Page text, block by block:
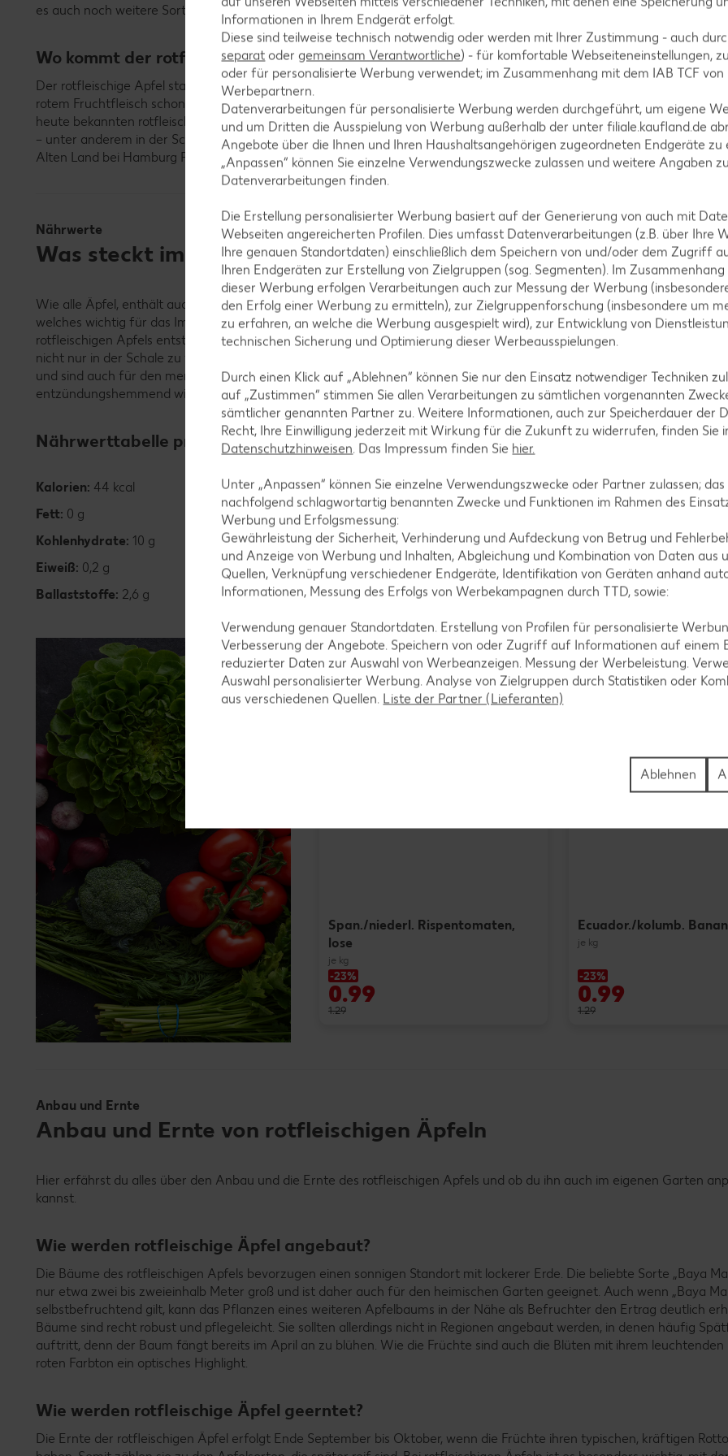
es auch noch weitere Sorten, die milder schmecken und die Züchtung neuer Sorten ist hier bei Weitem noch nicht
Wo kommt der rotfleischige Apfel her?
Der rotfleischige Apfel stammt ursprünglich aus Zentralasien, insbesondere aus Regionen wie Kasachstan, wo wilde
rotem Fruchtfleisch schon seit Jahrhunderten wachsen. Diese Urformen wurden später mit europäischen Sorten
heute bekannten rotfleischigen Apfelsorten zu züchten. Heutzutage wird der rotfleischige Apfel in verschiedenen
– unter anderem in der Schweiz, in Deutschland, Frankreich und Italien. In Deutschland gibt es vor allem in
Alten Land bei Hamburg Plantagen, die sich auf solche besonderen Sorten spezialisiert haben.
Nährwerte
Was steckt im rotfleischigen Apfel?
Wie alle Äpfel, enthält auch der rotfleischige Apfel eine Menge Vitamine, Mineralstoffe und Spurenelemente, darunter
welches wichtig für das Immunsystem ist, den cholesterinsenkenden Stoff Pektin sowie Kalium. Die besondere Farbe des
rotfleischigen Apfels entsteht durch natürliche Pflanzenstoffe, die Anthocyane. Im Gegensatz zu herkömmlichen Äpfeln
nicht nur in der Schale zu finden, sondern auch im Fruchtfleisch. Anthocyane schützen Pflanzen vor Krankheiten und
und sind auch für den menschlichen Körper sehr wertvoll. Sie können das Immunsystem unterstützen und können
entzündungshemmend wirken.
Nährwerttabelle pro 100g:
Kalorien: 44 kcal
Fett: 0 g
Kohlenhydrate: 10 g
Eiweiß: 0,2 g
Ballaststoffe: 2,6 g
Unsere aktuellen Angebote für frisches Gemüse
Gültig vom 06.08.2026 bis 12.08.2026
Span./niederl. Rispentomaten,
lose
je kg
-23%
0.99
1.29
Ecuador./kolumb.
je kg
-23%
0.99
1.29
Anbau und Ernte
Anbau und Ernte von rotfleischigen Äpfeln
Hier erfährst du alles über den Anbau und die Ernte des rotfleischigen Apfels und ob du ihn auch im eigenen Garten
kannst.
Wie werden rotfleischige Äpfel angebaut?
Die Bäume des rotfleischigen Apfels bevorzugen einen sonnigen Standort mit lockerer Erde. Die beliebte Sorte „Baya
nur etwa zwei bis zweieinhalb Meter groß und ist daher auch für den heimischen Garten geeignet. Auch wenn „Baya
selbstbefruchtend gilt, kann das Pflanzen eines weiteren Apfelbaums in der Nähe als Befruchter den Ertrag deutlich
Bäume sind recht robust und pflegeleicht. Sie sollten allerdings nicht in Regionen angebaut werden, in denen häufig
auftritt, denn der Baum fängt bereits im April an zu blühen. Wie die Früchte sind auch die Blüten mit ihrem leuchtenden
roten Farbton ein optisches Highlight.
Wie werden rotfleischige Äpfel geerntet?
Die Ernte der rotfleischigen Äpfel erfolgt Ende September bis Oktober, wenn die Früchte ihren typischen, kräftigen
Informationen in Ihrem Endgerät erfolgt.
Diese sind teilweise technisch notwendig oder werden mit Ihrer Zustimmung - auch
separat oder gemeinsam Verantwortliche) - für komfortable Webseiteneinstellungen,
oder für personalisierte Werbung verwendet; im Zusammenhang mit dem IAB TCF
Werbepartnern.
Datenverarbeitungen für personalisierte Werbung werden durchgeführt, um eigene
und um Dritten die Ausspielung von Werbung außerhalb der unter filiale.kaufland.de
Angebote über die Ihnen und Ihren Haushaltsangehörigen zugeordneten Endgeräte zu
„Anpassen“ können Sie einzelne Verwendungszwecke zulassen und weitere Angaben
Datenverarbeitungen finden.
Die Erstellung personalisierter Werbung basiert auf der Generierung von auch mit
Webseiten angereicherten Profilen. Dies umfasst Datenverarbeitungen (z.B. über Ihre
Ihre genauen Standortdaten) einschließlich dem Speichern von und/oder dem Zugriff
Ihren Endgeräten zur Erstellung von Zielgruppen (sog. Segmenten). Im
dieser Werbung erfolgen Verarbeitungen auch zur Messung der Werbung
den Erfolg einer Werbung zu ermitteln), zur Zielgruppenforschung (insbesondere um
zu erfahren, an welche die Werbung ausgespielt wird), zur Entwicklung von
technischen Sicherung und Optimierung dieser Werbeausspielungen.
Durch einen Klick auf „Ablehnen“ können Sie nur den Einsatz notwendiger Techniken
auf „Zustimmen“ stimmen Sie allen Verarbeitungen zu sämtlichen vorgenannten
sämtlicher genannten Partner zu. Weitere Informationen, auch zur Speicherdauer der
Recht, Ihre Einwilligung jederzeit mit Wirkung für die Zukunft zu widerrufen, finden Sie
Datenschutzhinweisen. Das Impressum finden Sie hier.
Unter „Anpassen“ können Sie einzelne Verwendungszwecke oder Partner zulassen;
nachfolgend schlagwortartig benannten Zwecke und Funktionen im Rahmen des
Werbung und Erfolgsmessung:
Gewährleistung der Sicherheit, Verhinderung und Aufdeckung von Betrug und
und Anzeige von Werbung und Inhalten, Abgleichung und Kombination von Daten aus
Quellen, Verknüpfung verschiedener Endgeräte, Identifikation von Geräten anhand
Informationen, Messung des Erfolgs von Werbekampagnen durch TTD, sowie:
Verwendung genauer Standortdaten. Erstellung von Profilen für personalisierte
Verbesserung der Angebote. Speichern von oder Zugriff auf Informationen auf einem
reduzierter Daten zur Auswahl von Werbeanzeigen. Messung der Werbeleistung.
Auswahl personalisierter Werbung. Analyse von Zielgruppen durch Statistiken oder
aus verschiedenen Quellen. Liste der Partner (Lieferanten)
Ablehnen